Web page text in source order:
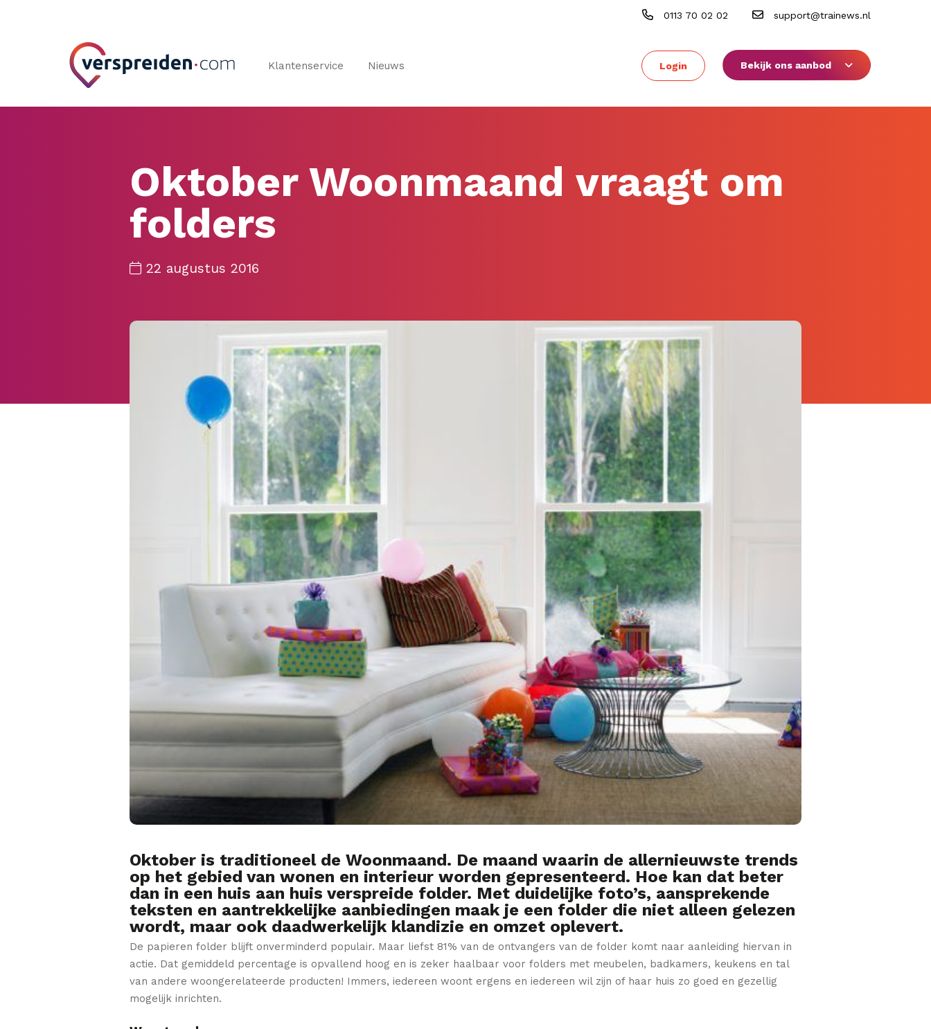
0113 70 02 02 support@trainews.nl
Klantenservice Nieuws Login Bekijk ons aanbod
Oktober Woonmaand vraagt om
folders
22 augustus 2016
Oktober is traditioneel de Woonmaand. De maand waarin de allernieuwste trends
op het gebied van wonen en interieur worden gepresenteerd. Hoe kan dat beter
dan in een huis aan huis verspreide folder. Met duidelijke foto’s, aansprekende
teksten en aantrekkelijke aanbiedingen maak je een folder die niet alleen gelezen
wordt, maar ook daadwerkelijk klandizie en omzet oplevert.
De papieren folder blijft onverminderd populair. Maar liefst 81% van de ontvangers van de folder komt naar aanleiding hiervan in
actie. Dat gemiddeld percentage is opvallend hoog en is zeker haalbaar voor folders met meubelen, badkamers, keukens en tal
van andere woongerelateerde producten! Immers, iedereen woont ergens en iedereen wil zijn of haar huis zo goed en gezellig
mogelijk inrichten.